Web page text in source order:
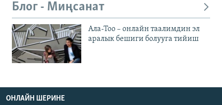
Блог - Миңсанат
Ала-Тоо – онлайн таалимдин эл
аралык бешиги болууга тийиш
ОНЛАЙН ШЕРИНЕ